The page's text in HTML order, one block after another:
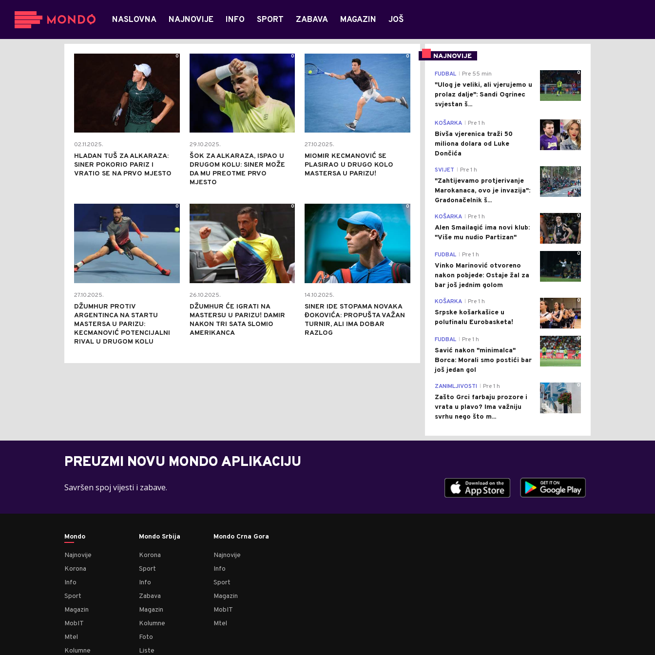
NASLOVNA NAJNOVIJE INFO SPORT ZABAVA MAGAZIN JOŠ
02.11.2025.
HLADAN TUŠ ZA ALKARAZA:
SINER POKORIO PARIZ I
VRATIO SE NA PRVO MJESTO
0
29.10.2025.
ŠOK ZA ALKARAZA, ISPAO U
DRUGOM KOLU: SINER MOŽE
DA MU PREOTME PRVO
MJESTO
0
27.10.2025.
MIOMIR KECMANOVIĆ SE
PLASIRAO U DRUGO KOLO
MASTERSA U PARIZU!
0
27.10.2025.
DŽUMHUR PROTIV
ARGENTINCA NA STARTU
MASTERSA U PARIZU:
KECMANOVIĆ POTENCIJALNI
RIVAL U DRUGOM KOLU
0
26.10.2025.
DŽUMHUR ĆE IGRATI NA
MASTERSU U PARIZU! DAMIR
NAKON TRI SATA SLOMIO
AMERIKANCA
0
14.10.2025.
SINER IDE STOPAMA NOVAKA
ĐOKOVIĆA: PROPUŠTA VAŽAN
TURNIR, ALI IMA DOBAR
RAZLOG
0
NAJNOVIJE
0
FUDBAL Pre 55 min
"Ulog je veliki, ali vjerujemo u
prolaz dalje": Sandi Ogrinec
svjestan š...
0
KOŠARKA Pre 1 h
Bivša vjerenica traži 50
miliona dolara od Luke
Dončića
0
SVIJET Pre 1 h
"Zahtijevamo protjerivanje
Marokanaca, ovo je invazija":
Gradonačelnik š...
0
KOŠARKA Pre 1 h
Alen Smailagić ima novi klub:
"Više mu nudio Partizan"
0
FUDBAL Pre 1 h
Vinko Marinović otvoreno
nakon pobjede: Ostaje žal za
bar još jednim golom
0
KOŠARKA Pre 1 h
Srpske košarkašice u
polufinalu Eurobasketa!
0
FUDBAL Pre 1 h
Savić nakon "minimalca"
Borca: Morali smo postići bar
još jedan gol
0
ZANIMLJIVOSTI Pre 1 h
Zašto Grci farbaju prozore i
vrata u plavo? Ima važniju
svrhu nego što m...
PREUZMI NOVU MONDO APLIKACIJU
Savršen spoj vijesti i zabave.
Mondo
Najnovije
Korona
Info
Sport
Magazin
MobIT
Mtel
Kolumne
Mondo Srbija
Korona
Sport
Info
Zabava
Magazin
Kolumne
Foto
Liste
Mondo Crna Gora
Najnovije
Info
Sport
Magazin
MobIT
Mtel